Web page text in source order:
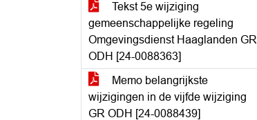
Tekst 5e wijziging
gemeenschappelijke regeling
Omgevingsdienst Haaglanden GR
ODH [24-0088363]
Memo belangrijkste
wijzigingen in de vijfde wijziging
GR ODH [24-0088439]